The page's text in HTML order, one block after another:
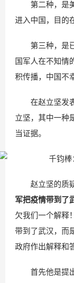
第二种，是
进入中国，目的
第三种，是
国军人在不知情
积传播，中国不
在赵立坚发
立坚，其中一种
当证据。
赵立坚的质
军把疫情带到了
欠我们一个解释
带到了武汉，而
政府作出解释和
首先他是提